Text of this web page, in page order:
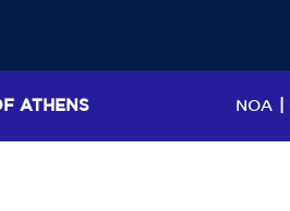
ATHENS NOA